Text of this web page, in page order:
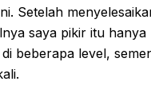
Setelah
saya pikir itu
beberapa level,